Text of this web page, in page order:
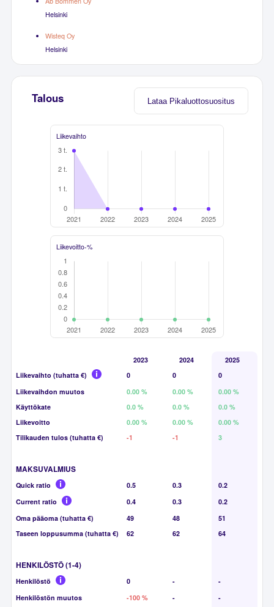
Helsinki
Wisteq Oy
Helsinki
Lataa Pikaluottosuositus
Talous
Liikevaihto
Liikevoitto-%
2023 2024
2025
Liikevaihto (tuhatta €)
0 0
0
Liikevaihdon muutos
0.00 % 0.00 %
0.00 %
Käyttökate
0.0 % 0.0 %
0.0 %
Liikevoitto
0.00 % 0.00 %
0.00 %
Tilikauden tulos (tuhatta €)
-1 -1 3
MAKSUVALMIUS
Quick ratio 0.5 0.3
0.2
Current ratio
0.4 0.3
0.2
Oma pääoma (tuhatta €)
49 48
51
Taseen loppusumma (tuhatta €)
62 62 64
HENKILÖSTÖ (1-4)
Henkilöstö 0 -
-
Henkilöstön muutos
-100 % -
-